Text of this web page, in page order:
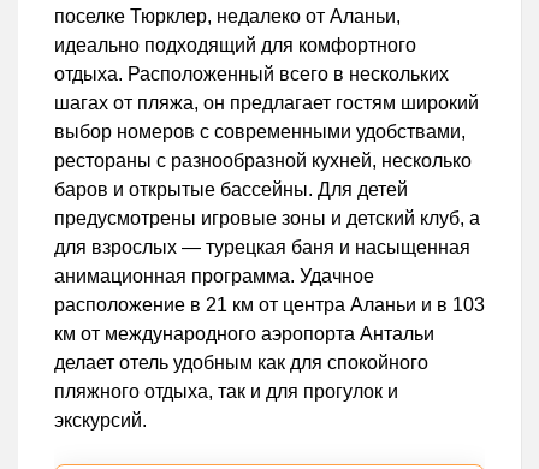
поселке Тюрклер, недалеко от Аланьи,
идеально подходящий для комфортного
отдыха. Расположенный всего в нескольких
шагах от пляжа, он предлагает гостям широкий
выбор номеров с современными удобствами,
рестораны с разнообразной кухней, несколько
баров и открытые бассейны. Для детей
предусмотрены игровые зоны и детский клуб, а
для взрослых — турецкая баня и насыщенная
анимационная программа. Удачное
расположение в 21 км от центра Аланьи и в 103
км от международного аэропорта Антальи
делает отель удобным как для спокойного
пляжного отдыха, так и для прогулок и
экскурсий.